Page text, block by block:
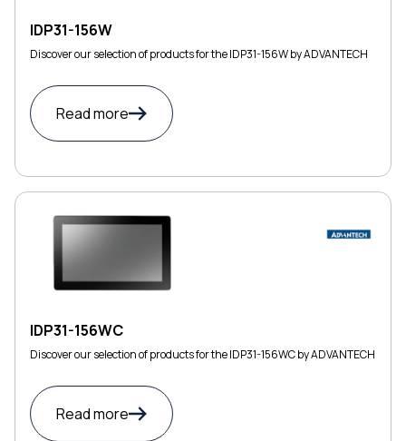
IDP31-156W
Discover our selection of products for the IDP31-156W by ADVANTECH
Read more
IDP31-156WC
Discover our selection of products for the IDP31-156WC by ADVANTECH
Read more